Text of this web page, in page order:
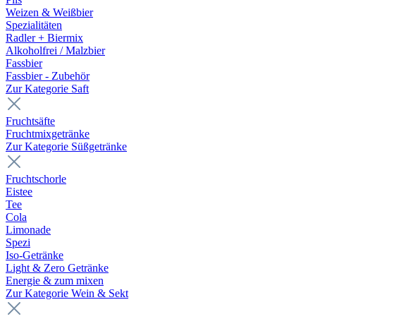
Weizen & Weißbier
Spezialitäten
Radler + Biermix
Alkoholfrei / Malzbier
Fassbier
Fassbier - Zubehör
Zur Kategorie Saft
Fruchtsäfte
Fruchtmixgetränke
Zur Kategorie Süßgetränke
Fruchtschorle
Eistee
Tee
Cola
Limonade
Spezi
Iso-Getränke
Light & Zero Getränke
Energie & zum mixen
Zur Kategorie Wein & Sekt